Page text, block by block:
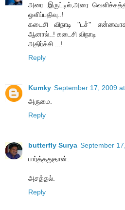
அரை இருட்டில்,அரை
ஒளிப்பதிவு..!
கடைசி விநாடி ''டச்''
ஆனால்..! கடைசி விநாடி
அதிர்ச்சி ...!
Reply
Kumky September 17, 2009
அருமை.
Reply
butterfly Surya September
பார்த்ததுதான்.
அசத்தல்.
Reply